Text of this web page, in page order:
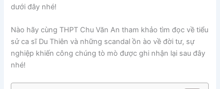
dưới đây nhé!
Nào hãy cùng THPT Chu Văn An tham khảo tìm đọc về tiểu
sử ca sĩ Du Thiên và những scandal ồn ào về đời tư, sự
nghiệp khiến công chúng tò mò được ghi nhận lại sau đây
nhé!